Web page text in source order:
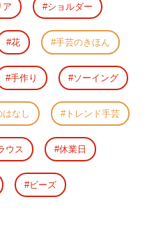
ア ショルダー
花 手芸のきほん
手作り ソーイング
なし トレンド手芸
ウス 休業日
ビーズ